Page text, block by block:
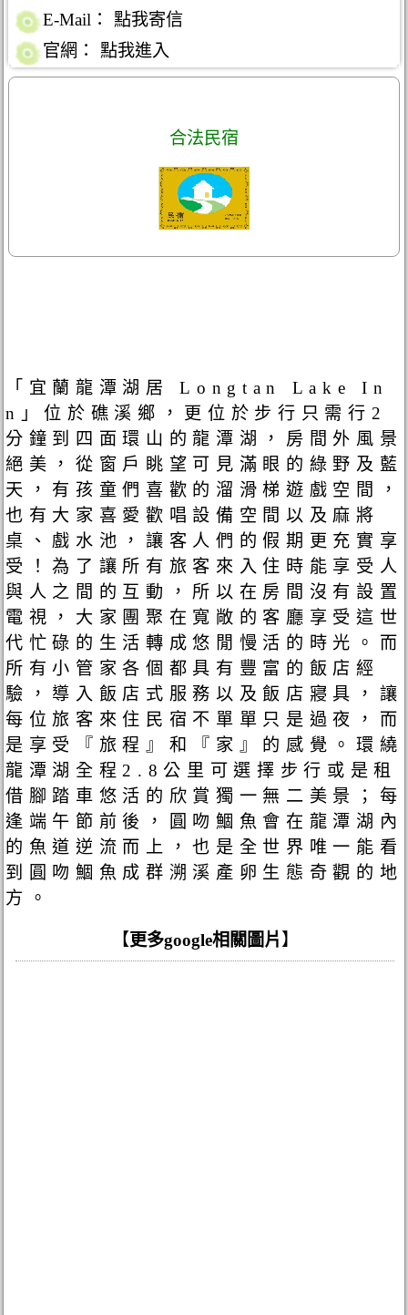
E-Mail：
點我寄信
官網：
點我進入
合法民宿
「宜蘭龍潭湖居 Longtan Lake In
n」位於礁溪鄉，更位於步行只需行2
分鐘到四面環山的龍潭湖，房間外風景
絕美，從窗戶眺望可見滿眼的綠野及藍
天，有孩童們喜歡的溜滑梯遊戲空間，
也有大家喜愛歡唱設備空間以及麻將
桌、戲水池，讓客人們的假期更充實享
受！為了讓所有旅客來入住時能享受人
與人之間的互動，所以在房間沒有設置
電視，大家團聚在寬敞的客廳享受這世
代忙碌的生活轉成悠閒慢活的時光。而
所有小管家各個都具有豐富的飯店經
驗，導入飯店式服務以及飯店寢具，讓
每位旅客來住民宿不單單只是過夜，而
是享受『旅程』和『家』的感覺。環繞
龍潭湖全程2.8公里可選擇步行或是租
借腳踏車悠活的欣賞獨一無二美景；每
逢端午節前後，圓吻鯝魚會在龍潭湖內
的魚道逆流而上，也是全世界唯一能看
到圓吻鯝魚成群溯溪產卵生態奇觀的地
方。
【更多google相關圖片】